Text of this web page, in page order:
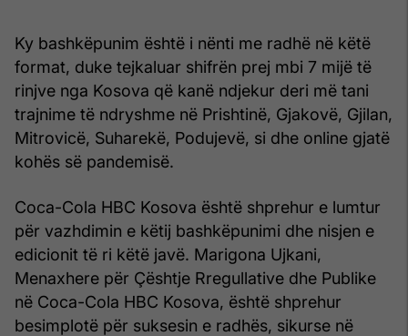
Ky bashkëpunim është i nënti me radhë në këtë
format, duke tejkaluar shifrën prej mbi 7 mijë të
rinjve nga Kosova që kanë ndjekur deri më tani
trajnime të ndryshme në Prishtinë, Gjakovë, Gjilan,
Mitrovicë, Suharekë, Podujevë, si dhe online gjatë
kohës së pandemisë.
Coca-Cola HBC Kosova është shprehur e lumtur
për vazhdimin e këtij bashkëpunimi dhe nisjen e
edicionit të ri këtë javë. Marigona Ujkani,
Menaxhere për Çështje Rregullative dhe Publike
në Coca-Cola HBC Kosova, është shprehur
besimplotë për suksesin e radhës, sikurse në